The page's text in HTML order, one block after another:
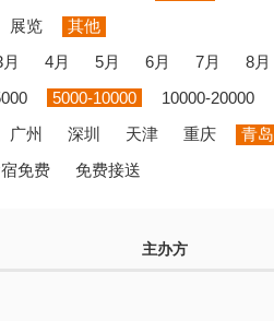
展览
其他
4月 5月 6月 7月 8月
5000-10000 10000-20000
广州 深圳 天津 重庆 青岛
免费 免费接送
主办方